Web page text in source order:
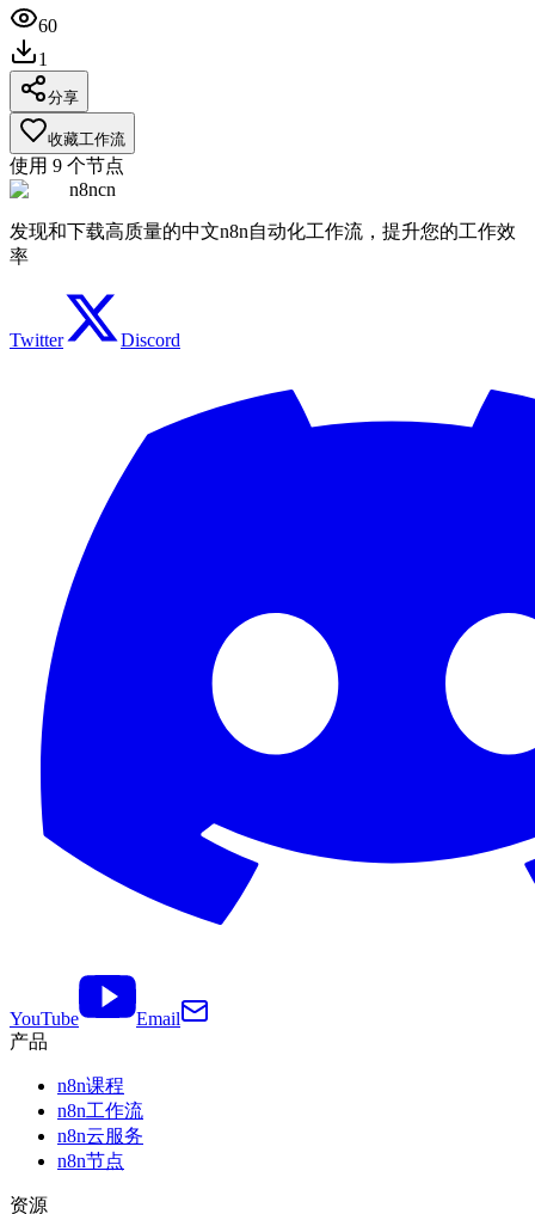
60
1
分享
收藏工作流
使用 9 个节点
n8ncn
发现和下载高质量的中文n8n自动化工作流，提升您的工作效
率
Twitter Discord
YouTube
Email
产品
n8n课程
n8n工作流
n8n云服务
n8n节点
资源